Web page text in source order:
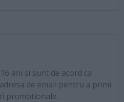
ani si sunt de acord ca
de email pentru a primi
promotionale.